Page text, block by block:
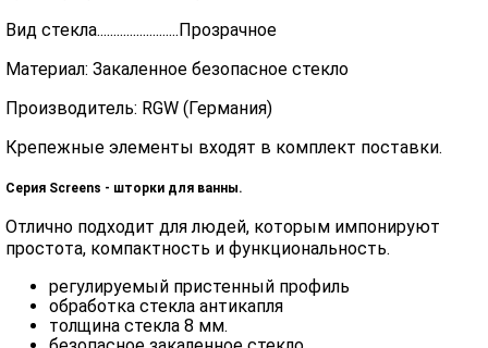
Вид стекла.........................Прозрачное
Материал: Закаленное безопасное стекло
Производитель: RGW (Германия)
Крепежные элементы входят в комплект поставки.
Серия Screens - шторки для ванны.
Отлично подходит для людей, которым импонируют
простота, компактность и функциональность.
регулируемый пристенный профиль
обработка стекла антикапля
толщина стекла 8 мм.